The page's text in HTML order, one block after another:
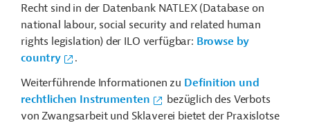
Recht sind in der Datenbank NATLEX (Database on
national labour, social security and related human
rights legislation) der ILO verfügbar: Browse by
country
.
Weiterführende Informationen zu Definition und
rechtlichen Instrumenten
bezüglich des Verbots
von Zwangsarbeit und Sklaverei bietet der Praxislotse